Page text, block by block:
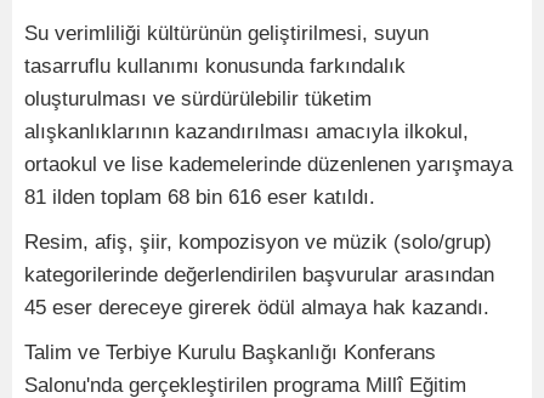
Su verimliliği kültürünün geliştirilmesi, suyun
tasarruflu kullanımı konusunda farkındalık
oluşturulması ve sürdürülebilir tüketim
alışkanlıklarının kazandırılması amacıyla ilkokul,
ortaokul ve lise kademelerinde düzenlenen yarışmaya
81 ilden toplam 68 bin 616 eser katıldı.
Resim, afiş, şiir, kompozisyon ve müzik (solo/grup)
kategorilerinde değerlendirilen başvurular arasından
45 eser dereceye girerek ödül almaya hak kazandı.
Talim ve Terbiye Kurulu Başkanlığı Konferans
Salonu'nda gerçekleştirilen programa Millî Eğitim